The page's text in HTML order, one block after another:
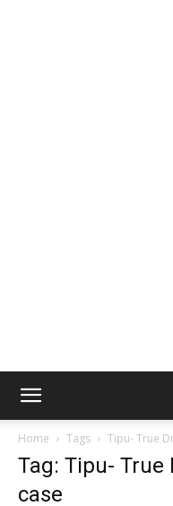
Home Tags Tipu- True
Tag: Tipu-
case